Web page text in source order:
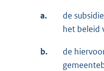
a.
de
het beleid
b.
de